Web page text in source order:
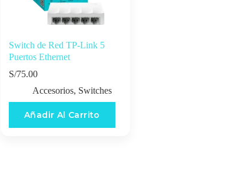
Switch de Red TP-Link 5
Puertos Ethernet
S/75.00
Accesorios, Switches
Añadir Al Carrito